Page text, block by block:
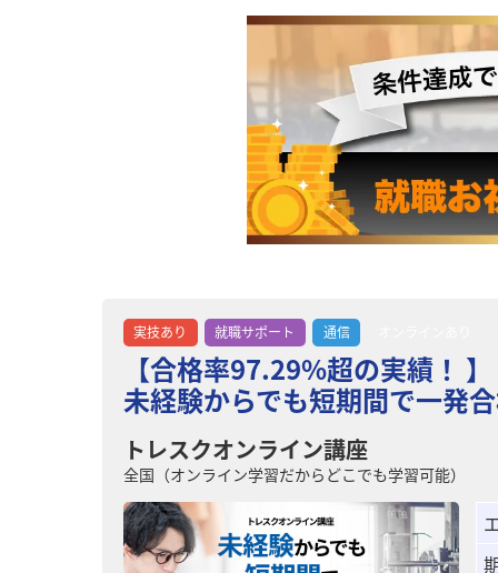
実技あり 就職サポート 通信
【合格率97.29%超の実績！ 】
未経験からでも短期間で一発
トレスクオンライン講座
全国（オンライン学習だからどこでも学習可能）